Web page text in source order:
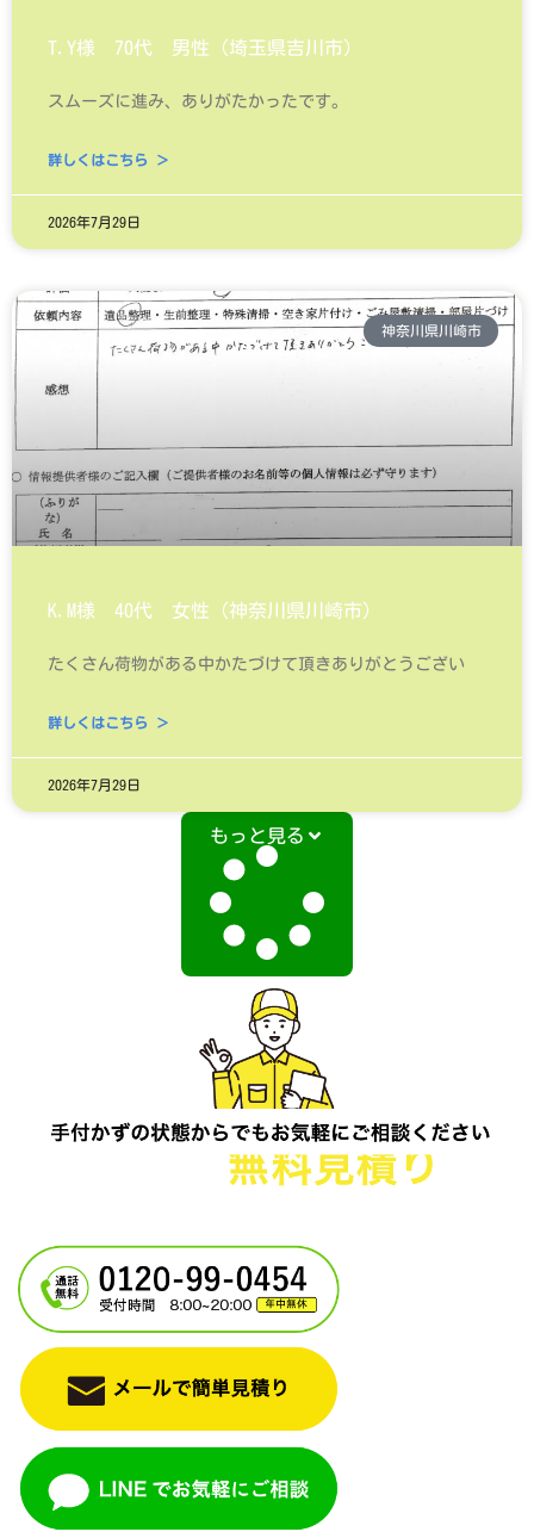
T.Y様 70代 男性（埼玉県吉川市）
スムーズに進み、ありがたかったです。
詳しくはこちら ＞
2026年7月29日
神奈川県川崎市
K.M様 40代 女性（神奈川県川崎市）
たくさん荷物がある中かたづけて頂きありがとうござい
詳しくはこちら ＞
2026年7月29日
もっと見る